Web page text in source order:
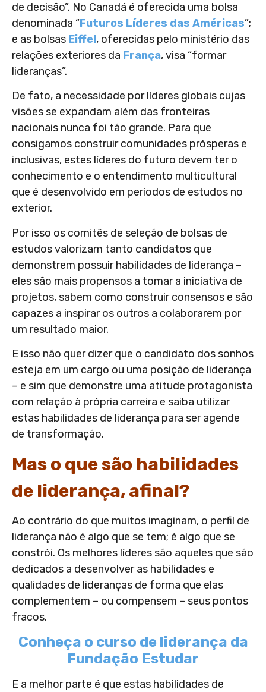
de decisão”. No Canadá é oferecida uma bolsa
denominada “Futuros Líderes das Américas”;
e as bolsas Eiffel, oferecidas pelo ministério das
relações exteriores da França, visa “formar
lideranças”.
De fato, a necessidade por líderes globais cujas
visões se expandam além das fronteiras
nacionais nunca foi tão grande. Para que
consigamos construir comunidades prósperas e
inclusivas, estes líderes do futuro devem ter o
conhecimento e o entendimento multicultural
que é desenvolvido em períodos de estudos no
exterior.
Por isso os comitês de seleção de bolsas de
estudos valorizam tanto candidatos que
demonstrem possuir habilidades de liderança –
eles são mais propensos a tomar a iniciativa de
projetos, sabem como construir consensos e são
capazes a inspirar os outros a colaborarem por
um resultado maior.
E isso não quer dizer que o candidato dos sonhos
esteja em um cargo ou uma posição de liderança
– e sim que demonstre uma atitude protagonista
com relação à própria carreira e saiba utilizar
estas habilidades de liderança para ser agende
de transformação.
Mas o que são habilidades
de liderança, afinal?
Ao contrário do que muitos imaginam, o perfil de
liderança não é algo que se tem; é algo que se
constrói. Os melhores líderes são aqueles que são
dedicados a desenvolver as habilidades e
qualidades de lideranças de forma que elas
complementem – ou compensem – seus pontos
fracos.
Conheça o curso de liderança da
Fundação Estudar
E a melhor parte é que estas habilidades de